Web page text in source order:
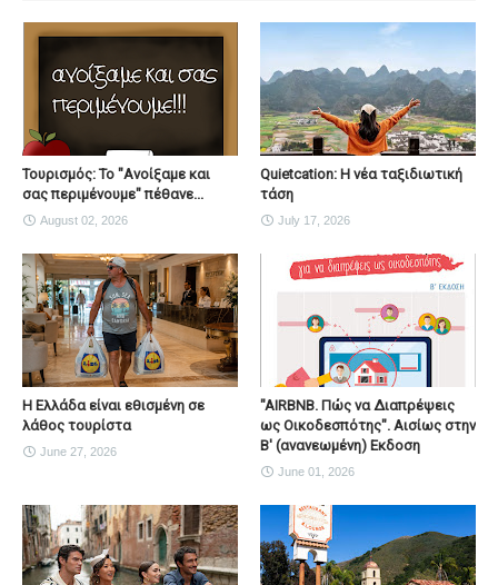
Τουρισμός: Το "Ανοίξαμε και
σας περιμένουμε" πέθανε...
August 02, 2026
Quietcation: Η νέα ταξιδιωτική
τάση
July 17, 2026
Η Ελλάδα είναι εθισμένη σε
λάθος τουρίστα
June 27, 2026
"AIRBNB. Πώς να Διαπρέψεις
ως Οικοδεσπότης". Αισίως στην
Β' (ανανεωμένη) Εκδοση
June 01, 2026